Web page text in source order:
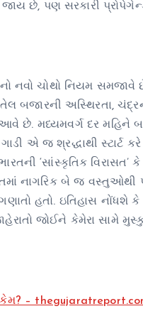
છે, પણ સરકારી
ચોથો નિયમ સમજાવે છે
બજારની અસ્થિરતા,
આવે છે. મધ્યમવર્ગ દર
એ જ શ્રદ્ધાથી સ્ટાર્ટ
‘સાંસ્કૃતિક વિરાસત’ કે
નાગરિક બે જ વસ્તુઓથી
હતો. ઇતિહાસ નોંધશે કે
જોઈને કેમેરા સામે
કેમ? –